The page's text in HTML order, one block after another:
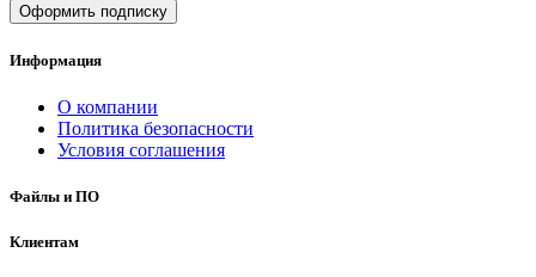
Оформить подписку
Информация
О компании
Политика безопасности
Условия соглашения
Файлы и ПО
Клиентам